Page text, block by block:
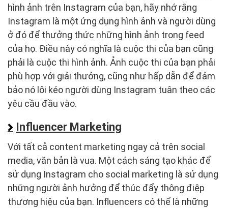
hình ảnh trên Instagram của bạn, hãy nhớ rằng
Instagram là một ứng dụng hình ảnh và người dùng
ở đó để thưởng thức những hình ảnh trong feed
của họ. Điều này có nghĩa là cuộc thi của bạn cũng
phải là cuộc thi hình ảnh. Ảnh cuộc thi của bạn phải
phù hợp với giải thưởng, cũng như hấp dẫn để đảm
bảo nó lôi kéo người dùng Instagram tuân theo các
yêu cầu đầu vào.
Influencer Marketing
Với tất cả content marketing ngay cả trên social
media, văn bản là vua. Một cách sáng tạo khác để
sử dụng Instagram cho social marketing là sử dụng
những người ảnh hưởng để thúc đẩy thông điệp
thương hiệu của bạn. Influencers có thể là những